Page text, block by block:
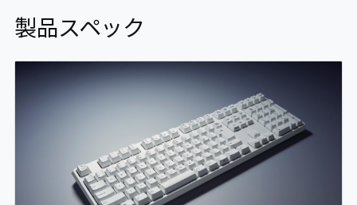
製品スペック